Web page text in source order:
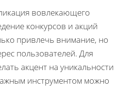
вовлекающего
конкурсов и акций
привлечь внимание, но
пользователей. Для
акцент на уникальности
инструментом можно